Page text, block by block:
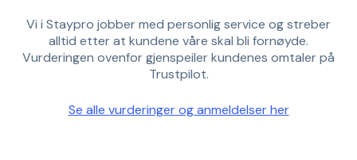
Vi i Staypro jobber med personlig service og streber
alltid etter at kundene våre skal bli fornøyde.
Vurderingen ovenfor gjenspeiler kundenes omtaler på
Trustpilot.
Se alle vurderinger og anmeldelser her